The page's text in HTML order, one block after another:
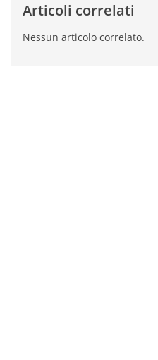
Articoli correlati
Nessun articolo correlato.